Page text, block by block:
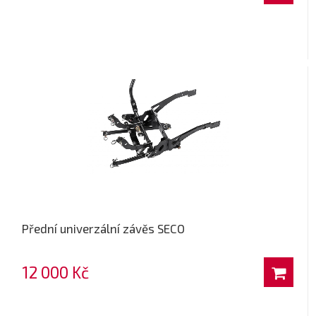
Přední univerzální závěs SECO
12 000 Kč